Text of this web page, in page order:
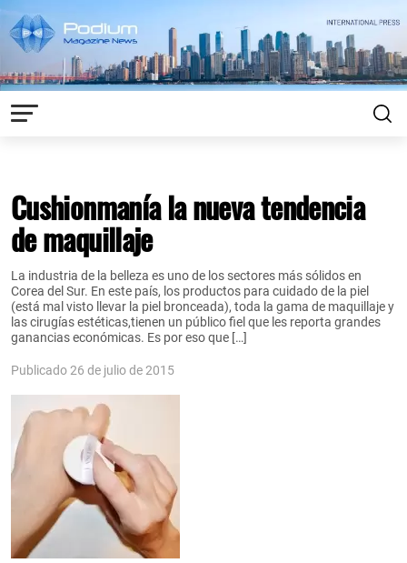
Cushionmanía la nueva tendencia
de maquillaje
La industria de la belleza es uno de los sectores más sólidos en
Corea del Sur. En este país, los productos para cuidado de la piel
(está mal visto llevar la piel bronceada), toda la gama de maquillaje y
las cirugías estéticas,tienen un público fiel que les reporta grandes
ganancias económicas. Es por eso que […]
Publicado 26 de julio de 2015